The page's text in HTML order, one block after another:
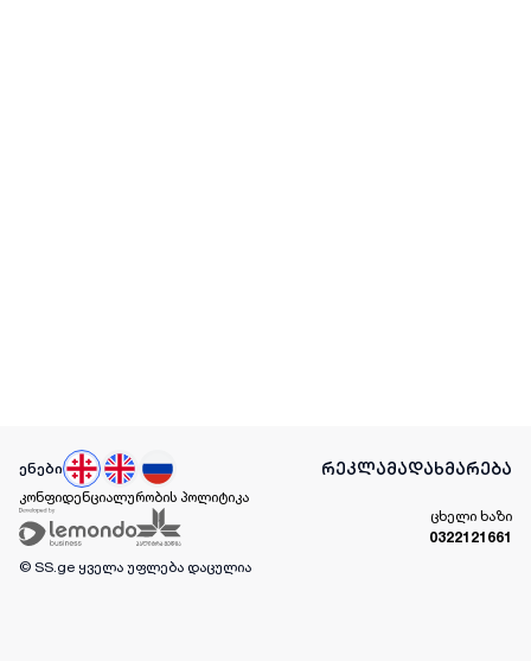
ენები რეკლამადახმარება
კონფიდენციალურობის პოლიტიკა
ცხელი ხაზი
0322121661
© SS.ge ყველა უფლება დაცულია